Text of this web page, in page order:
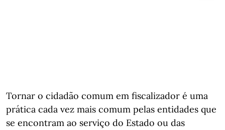
Tornar o cidadão comum em fiscalizador é uma
prática cada vez mais comum pelas entidades que
se encontram ao serviço do Estado ou das